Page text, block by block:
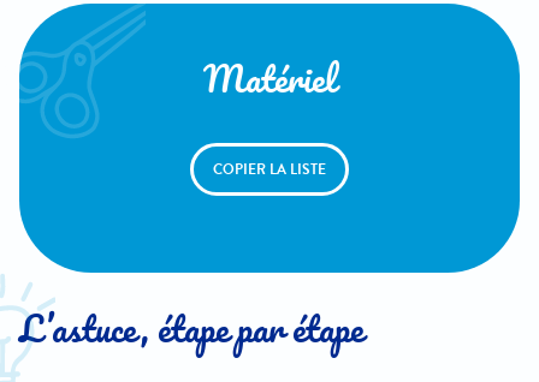
Matériel
COPIER LA LISTE
L’astuce, étape par étape